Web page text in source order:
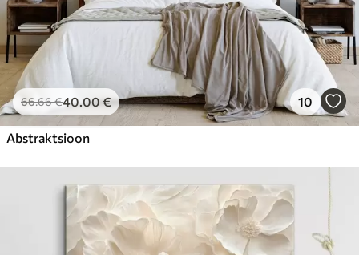
66.66€40.00€ 10
Abstraktsioon